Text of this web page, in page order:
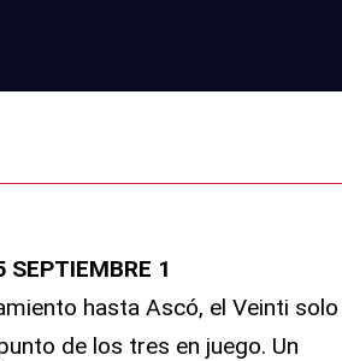
SEPTIEMBRE 1
hasta Ascó, el Veinti solo
de los tres en juego. Un